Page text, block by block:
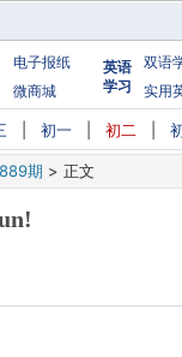
电子报纸
微商城
英语
学习
双语
实用
初一 初二
期 > 正文